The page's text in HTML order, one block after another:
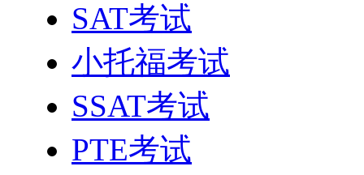
SAT考试
小托福考试
SSAT考试
PTE考试